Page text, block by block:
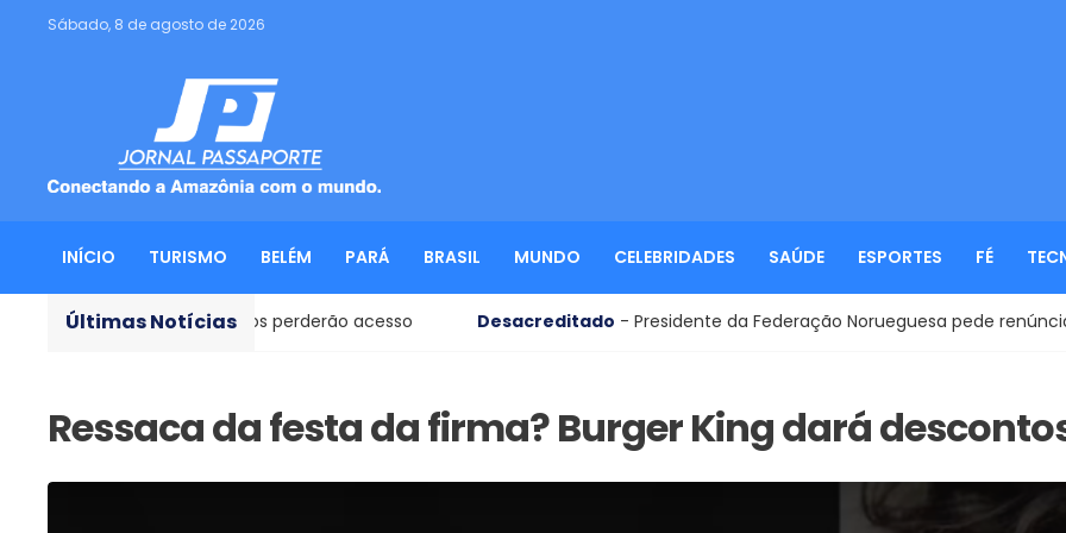
Sábado, 8 de agosto de 2026
INÍCIO TURISMO BELÉM PARÁ BRASIL MUNDO CELEBRIDADES SAÚDE ESPORTES FÉ
Últimas Notícias
aparelhos antigos perderão acesso Desacreditado- Presidente da Federação Norueguesa pede renúncia de